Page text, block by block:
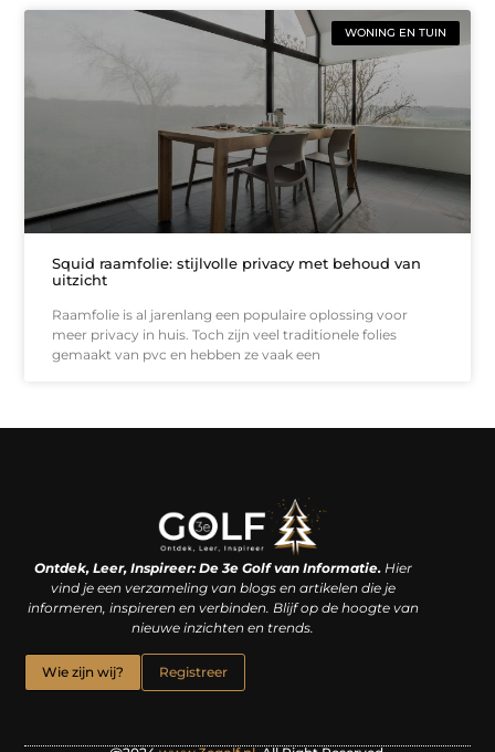
WONING EN TUIN
Squid raamfolie: stijlvolle privacy met behoud van
uitzicht
Raamfolie is al jarenlang een populaire oplossing voor
meer privacy in huis. Toch zijn veel traditionele folies
gemaakt van pvc en hebben ze vaak een
Ontdek, Leer, Inspireer: De 3e Golf van Informatie.Hier
vind je een verzameling van blogs en artikelen die je
informeren, inspireren en verbinden. Blijf op de hoogte van
nieuwe inzichten en trends.
Wie zijn wij? Registreer